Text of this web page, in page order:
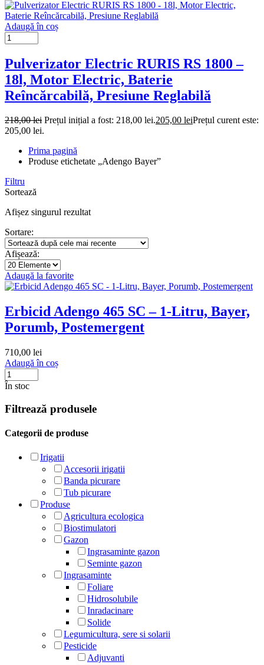
Adaugă în coș
Pulverizator Electric RURIS RS 1800 –
18l, Motor Electric, Baterie
Reîncărcabilă, Presiune Reglabilă
218,00lei Prețul inițial a fost: 218,00 lei.205,00 leiPrețul curent este:
205,00 lei.
Prima pagină
Produse etichetate „Adengo Bayer”
Filtru
Sortează
Afișez singurul rezultat
Sortare:
Afișează:
Adaugă la favorite
Erbicid Adengo 465 SC – 1-Litru, Bayer,
Porumb, Postemergent
710,00 lei
Adaugă în coș
În stoc
Filtrează produsele
Categorii de produse
Irigatii
Accesorii irigatii
Banda picurare
Tub picurare
Produse
Agricultura ecologica
Biostimulatori
Gazon
Ingrasaminte gazon
Seminte gazon
Ingrasaminte
Foliare
Hidrosolubile
Inradacinare
Solide
Legumicultura, sere si solarii
Pesticide
Adjuvanti